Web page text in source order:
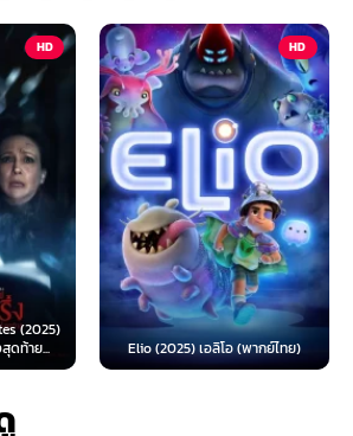
HD
Elio (2025) เอลิโอ (พากย์ไทย)
(2026)